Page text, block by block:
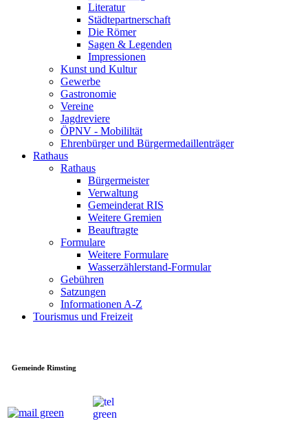
Literatur
Städtepartnerschaft
Die Römer
Sagen & Legenden
Impressionen
Kunst und Kultur
Gewerbe
Gastronomie
Vereine
Jagdreviere
ÖPNV - Mobililtät
Ehrenbürger und Bürgermedaillenträger
Rathaus
Rathaus
Bürgermeister
Verwaltung
Gemeinderat RIS
Weitere Gremien
Beauftragte
Formulare
Weitere Formulare
Wasserzählerstand-Formular
Gebühren
Satzungen
Informationen A-Z
Tourismus und Freizeit
Gemeinde Rimsting